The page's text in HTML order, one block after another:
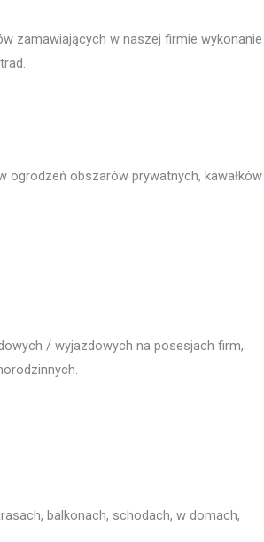
zamawiających w naszej firmie wykonanie
ogrodzeń obszarów prywatnych, kawałków
/ wyjazdowych na posesjach firm,
balkonach, schodach, w domach,